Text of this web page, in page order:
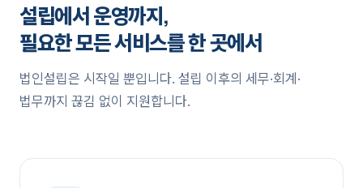
설립에서 운영까지,
필요한 모든 서비스를 한 곳에서
법인설립은 시작일 뿐입니다. 설립 이후의 세무·회계·
법무까지 끊김 없이 지원합니다.